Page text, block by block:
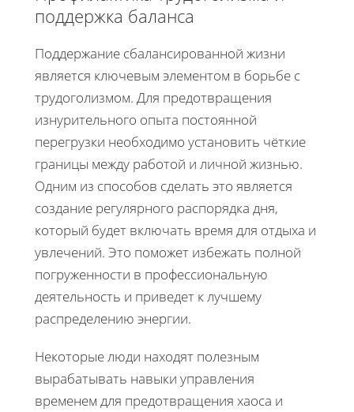
поддержка баланса
Поддержание сбалансированной жизни
является ключевым элементом в борьбе с
трудоголизмом. Для предотвращения
изнурительного опыта постоянной
перегрузки необходимо установить чёткие
границы между работой и личной жизнью.
Одним из способов сделать это является
создание регулярного распорядка дня,
который будет включать время для отдыха и
увлечений. Это поможет избежать полной
погруженности в профессиональную
деятельность и приведет к лучшему
распределению энергии.
Некоторые люди находят полезным
вырабатывать навыки управления
временем для предотвращения хаоса и